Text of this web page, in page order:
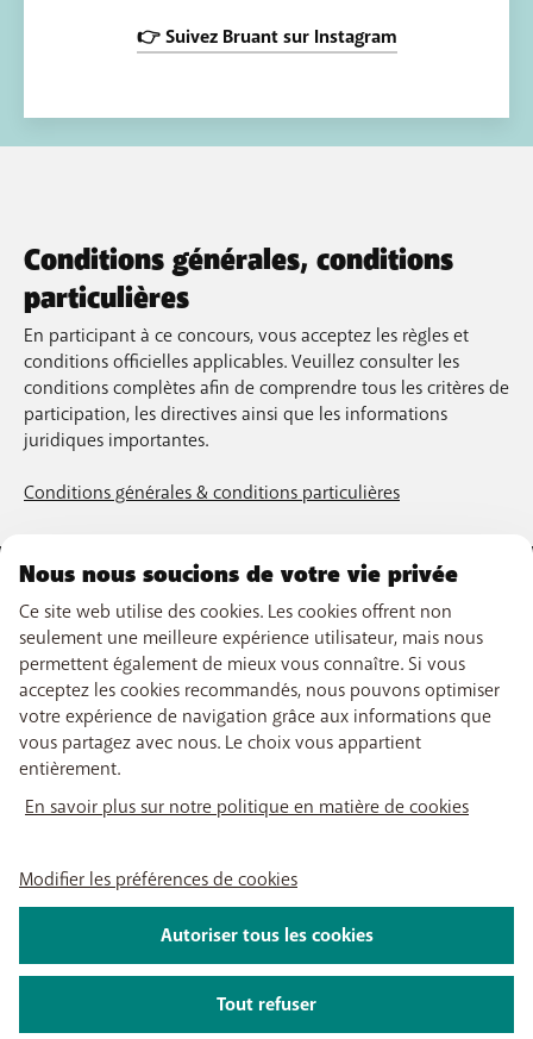
👉 Suivez Bruant sur Instagram
Conditions générales, conditions
particulières
En participant à ce concours, vous acceptez les règles et
conditions officielles applicables. Veuillez consulter les
conditions complètes afin de comprendre tous les critères de
participation, les directives ainsi que les informations
juridiques importantes.
Conditions générales & conditions particulières
NOTRE OFFRE
Abonnements GSM
Smartphones
Cartes prépayées
Internet
TV
Combiner
Promos
NOS SERVICES
eSIM
Data Jump
Free Data Day
Tarifs internationaux
PayByMobile
SUPPORT
Aide & Contact
My BASE
Easy Switch
Optimiser ou quitter BASE
LIENS UTILES
Activation SIM
Meilleurs smartphones
Regarder la TV
CarrièrePresse Informations légales Conditions
confidentialité
Modifier les préférences de cookies
2026 Telenet Group SA - Liersesteenweg 4, 2800 Malines - TVA BE 0462
925 669 - RPM Anvers dép. Malines
Nous nous soucions de votre vie privée
Ce site web utilise des cookies. Les cookies offrent non
seulement une meilleure expérience utilisateur, mais nous
permettent également de mieux vous connaître. Si vous
acceptez les cookies recommandés, nous pouvons optimiser
votre expérience de navigation grâce aux informations que
vous partagez avec nous. Le choix vous appartient
entièrement.
En savoir plus sur notre politique en matière de cookies
Modifier les préférences de cookies
Tout refuser
Autoriser tous les cookies